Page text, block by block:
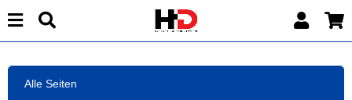
Alle Seiten